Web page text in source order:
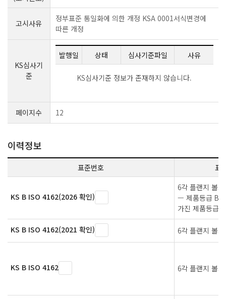
고시사유
정부표준 통일화에 의한 개정 KSA 0001서식변경에
따른 개정
KS심사기
준
발행일 상태 심사기준파일 사유
KS심사기준 정보가 존재하지 않습니다.
페이지수 12
이력정보
표준번호 표
KS B ISO 4162(2026 확인)
6각 플랜지 볼
— 제품등급 B
가진 제품등급 A
KS B ISO 4162(2021 확인) 6각 플랜지 볼
KS B ISO 4162 6각 플랜지 볼